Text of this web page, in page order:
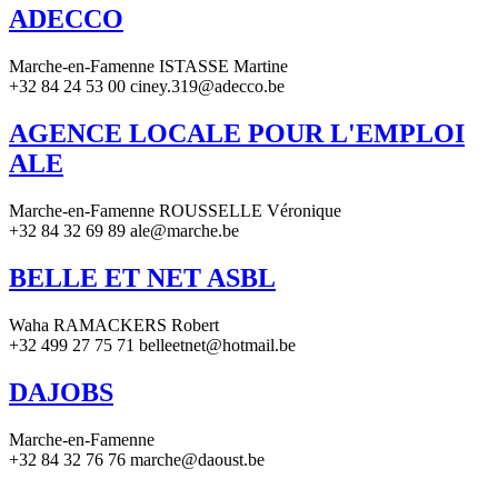
ADECCO
Marche-en-Famenne ISTASSE Martine
+32 84 24 53 00 ciney.319@adecco.be
AGENCE LOCALE POUR L'EMPLOI
ALE
Marche-en-Famenne ROUSSELLE Véronique
+32 84 32 69 89 ale@marche.be
BELLE ET NET ASBL
Waha RAMACKERS Robert
+32 499 27 75 71 belleetnet@hotmail.be
DAJOBS
Marche-en-Famenne
+32 84 32 76 76 marche@daoust.be